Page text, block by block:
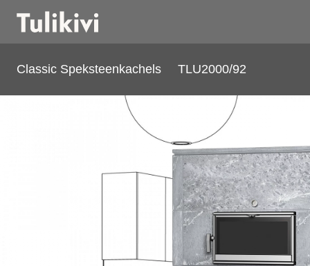
Classic Speksteenkachels TLU2000/92
TLU2000/92